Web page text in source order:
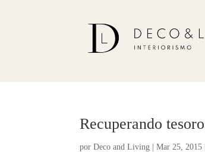
Recuperando
porDeco and Living |Mar 25, 2015